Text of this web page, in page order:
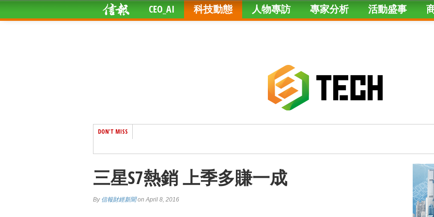
CEO_AI 科技動態 人物專訪 專家分析 活動盛事
DON'T MISS
三星S7熱銷 上季多賺一成
By 信報財經新聞on April 8, 2016